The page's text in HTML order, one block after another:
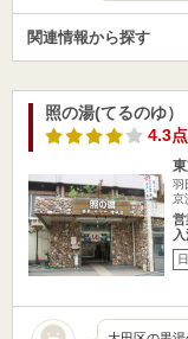
関連情報から探す
照の湯(てるのゆ）
4.3点
羽
京
営